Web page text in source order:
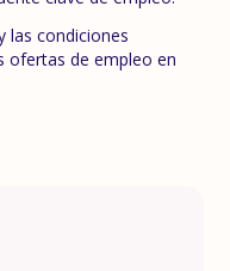
las condiciones
ofertas de empleo en